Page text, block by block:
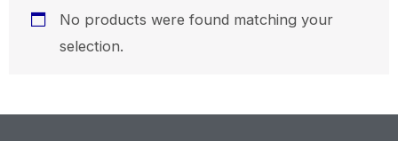
No products were found matching your
selection.